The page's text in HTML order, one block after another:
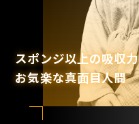
スポンジ以上の吸収力
お気楽な真面目人間